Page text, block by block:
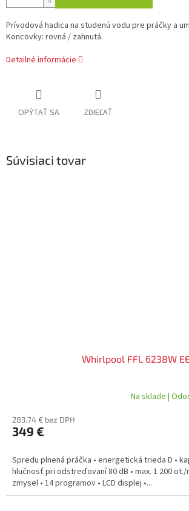
Prívodová hadica na studenú vodu pre práčky a
Koncovky: rovná / zahnutá.
Detailné informácie
OPÝTAŤ SA ZDIEĽAŤ
Súvisiaci tovar
Whirlpool FFL 6238W
Na sklade |
283.74 € bez DPH
349 €
Spredu plnená práčka • energetická trieda D •
hlučnosť pri odstreďovaní 80 dB • max. 1 200 ot./
zmysel • 14 programov • LCD displej •...